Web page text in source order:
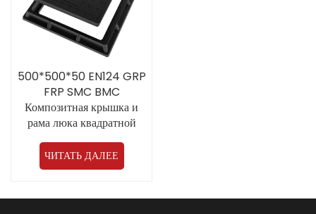
500*500*50 EN124 GRP
FRP SMC BMC
Композитная крышка и
рама люка квадратной
китайского производителя
ЧИТАТЬ ДАЛЕЕ